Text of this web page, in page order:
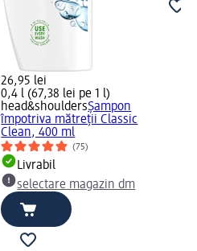
26,95 lei
0,4 l (67,38 lei pe 1 l)
head&shouldersȘampon
împotriva mătreții Classic
Clean, 400 ml
(75)
Livrabil
selectare magazin dm